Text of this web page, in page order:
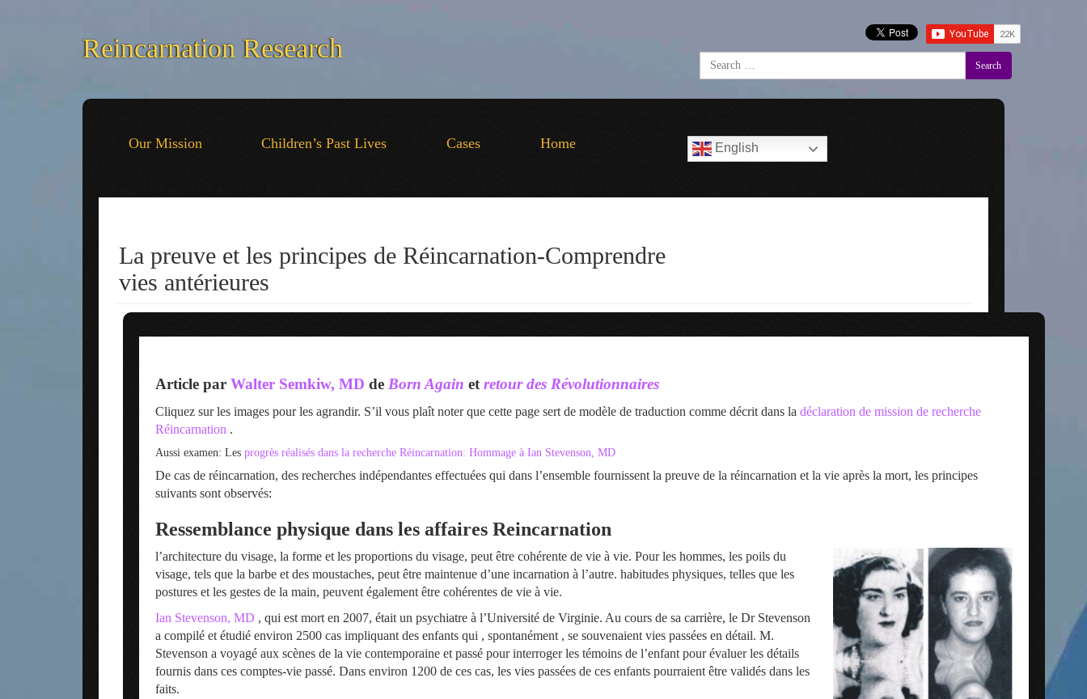
Reincarnation Research
Search
Our Mission Children’s Past Lives Cases Home English
La preuve et les principes de Réincarnation-Comprendre
vies antérieures
Article par Walter Semkiw, MD de Born Again et retour des Révolutionnaires
Cliquez sur les images pour les agrandir. S’il vous plaît noter que cette page sert de modèle de traduction comme décrit dans la déclaration de mission de recherche
Réincarnation .
Aussi examen: Les progrès réalisés dans la recherche Réincarnation: Hommage à Ian Stevenson, MD
De cas de réincarnation, des recherches indépendantes effectuées qui dans l’ensemble fournissent la preuve de la réincarnation et la vie après la mort, les principes
suivants sont observés:
Ressemblance physique dans les affaires Reincarnation
l’architecture du visage, la forme et les proportions du visage, peut être cohérente de vie à vie. Pour les hommes, les poils du
visage, tels que la barbe et des moustaches, peut être maintenue d’une incarnation à l’autre. habitudes physiques, telles que les
postures et les gestes de la main, peuvent également être cohérentes de vie à vie.
Ian Stevenson, MD , qui est mort en 2007, était un psychiatre à l’Université de Virginie. Au cours de sa carrière, le Dr Stevenson
a compilé et étudié environ 2500 cas impliquant des enfants qui , spontanément , se souvenaient vies passées en détail. M.
Stevenson a voyagé aux scènes de la vie contemporaine et passé pour interroger les témoins de l’enfant pour évaluer les détails
fournis dans ces comptes-vie passé. Dans environ 1200 de ces cas, les vies passées de ces enfants pourraient être validés dans les
faits.